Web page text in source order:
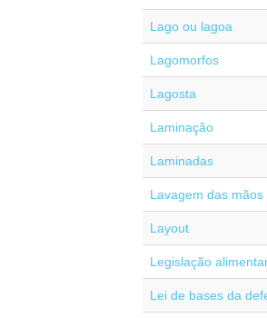
Lago ou lagoa
Lagomorfos
Lagosta
Laminação
Laminadas
Lavagem das mãos
Layout
Legislação
Lei de bases da